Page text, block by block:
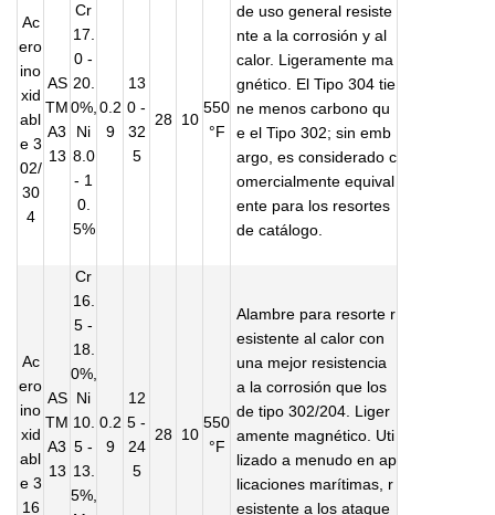
Ac
ero
ino
xid
abl
e 3
02/
30
4
AS
TM
A3
13
Cr
17.
0 -
20.
0%,
Ni
8.0
- 1
0.
5%
0.2
9
13
0 -
32
5
28 10
550
°F
de uso general resiste
nte a la corrosión y al
calor. Ligeramente ma
gnético. El Tipo 304 tie
ne menos carbono qu
e el Tipo 302; sin emb
argo, es considerado c
omercialmente equival
ente para los resortes
de catálogo.
Ac
ero
ino
xid
abl
e 3
16
AS
TM
A3
13
Cr
16.
5 -
18.
0%,
Ni
10.
5 -
13.
5%,
0.2
9
12
5 -
24
5
28 10
550
°F
Alambre para resorte r
esistente al calor con
una mejor resistencia
a la corrosión que los
de tipo 302/204. Liger
amente magnético. Uti
lizado a menudo en ap
licaciones marítimas, r
esistente a los ataque